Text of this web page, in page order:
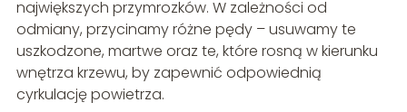
największych przymrozków. W zależności od
odmiany, przycinamy różne pędy – usuwamy te
uszkodzone, martwe oraz te, które rosną w kierunku
wnętrza krzewu, by zapewnić odpowiednią
cyrkulację powietrza.